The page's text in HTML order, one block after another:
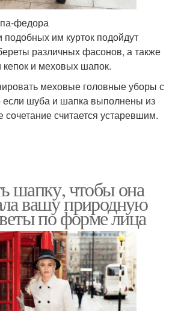
федора
им курток подойдут
различных фасонов, а также
и меховых шапок.
меховые головные уборы с
шуба и шапка выполнены из
сочетание считается устаревшим.
шапку, чтобы она
вашу природную
по форме лица